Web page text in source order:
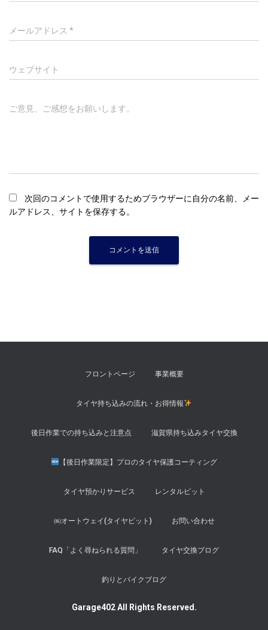
メールアドレス *
ウェブサイト
ご意見、ご感想をお願いします。
次回のコメントで使用するためブラウザーに自分の名前、メー
ルアドレス、サイトを保存する。
フロントページ 事業概要
タイヤ持ち込みの流れ・お得情報
後日作業での持ち込みと注意点 滋賀県持ち込みタイヤ交換
【後日作業限定】プロのタイヤ保護コーティング
タイヤ預かりサービス レンタルピット
㈱オートウェイ(タイヤピット) お問い合わせ
FAQ「よく尋ねられる質問」 タイヤ交換ブログ
釣りとバイクブログ
Garage402 All Rights Reserved.